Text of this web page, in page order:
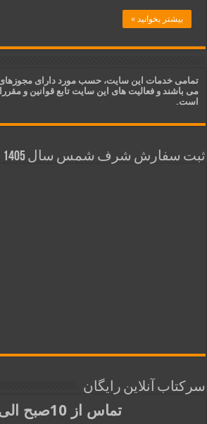
بیشتر بخوانید »
تمامی خدمات این سایت، حسب مورد دارای مجوزهای
می باشند و فعالیت های این سایت تابع قوانین و
است.
ثبت سفارش شرف شمس سال 1405
سرکتاب آنلاین رایگان
تماس از 10صبح الی 21